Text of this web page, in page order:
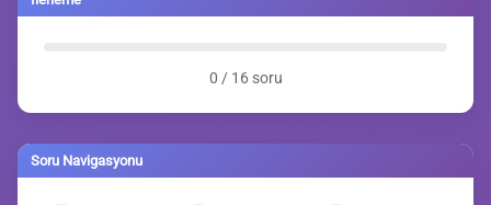
0 / 16 soru
Soru Navigasyonu